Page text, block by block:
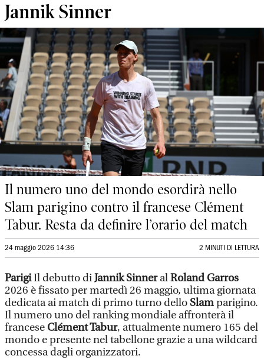
Jannik Sinner
Il numero uno del mondo esordirà nello
Slam parigino contro il francese Clément
Tabur. Resta da definire l’orario del match
24 maggio 2026 14:36 2 MINUTI DI LETTURA
ParigiIl debutto diJannik SinneralRoland Garros
2026 è fissato per martedì 26 maggio, ultima giornata
dedicata ai match di primo turno dello Slamparigino.
Il numero uno del ranking mondiale affronterà il
francese Clément Tabur, attualmente numero 165 del
mondo e presente nel tabellone grazie a una wildcard
concessa dagli organizzatori.